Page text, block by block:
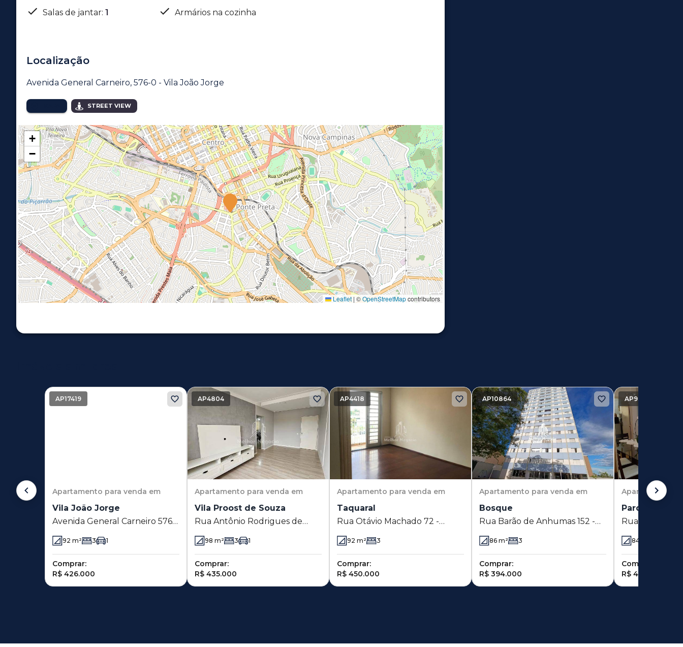
Salas de jantar: 1 Armários na cozinha
Localização
Avenida General Carneiro, 576-0 - Vila João Jorge
STREET VIEW
+
−
Leaflet | ©OpenStreetMapcontributors
AP17419
Apartamento para venda em
Vila João Jorge
Avenida General Carneiro 576 -
92 m² 3 1
Comprar:
R$ 426.000
AP4804
Apartamento para venda em
Vila Proost de Souza
Rua Antônio Rodrigues de
Souza - Campinas - SP
98 m² 3 1
Comprar:
R$ 435.000
AP4418
Apartamento para venda em
Taquaral
Rua Otávio Machado 72 -
92 m² 3
Comprar:
R$ 450.000
AP10864
Apartamento para venda em
Bosque
Rua Barão de Anhumas 152 -
86 m² 3
Comprar:
R$ 394.000
AP9331
Apartamento
Parque
Rua Tomás
Campinas - SP
84
Comprar:
R$ 424.000